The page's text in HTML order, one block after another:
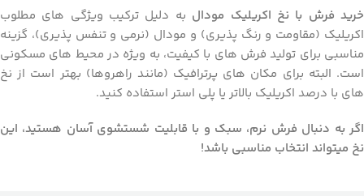
خرید فرش با نخ اکریلیک مودال به دلیل ترکیب ویژگی های مطلوب
اکریلیک (مقاومت و رنگ پذیری) و مودال (نرمی و تنفس پذیری)، گزینه
مناسبی برای تولید فرش های با کیفیت، به ویژه در محیط های مسکونی
است. البته برای مکان های پرترافیک (مانند راهروها) بهتر است از نخ
های با درصد اکریلیک بالاتر یا پلی استر استفاده کنید.
اگر به دنبال فرش نرم، سبک و با قابلیت شستشوی آسان هستید، این
نخ میتواند انتخاب مناسبی باشد!